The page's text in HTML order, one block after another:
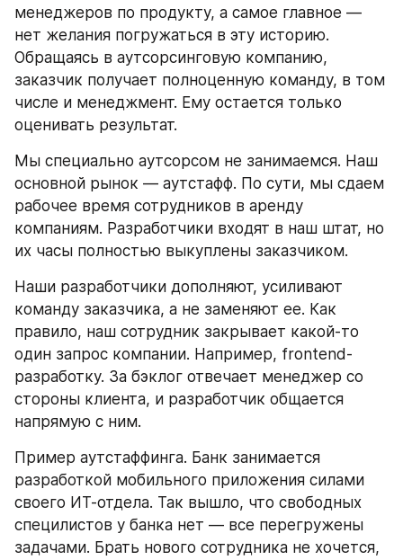
менеджеров по продукту, а самое главное —
нет желания погружаться в эту историю.
Обращаясь в аутсорсинговую компанию,
заказчик получает полноценную команду, в том
числе и менеджмент. Ему остается только
оценивать результат.
Мы специально аутсорсом не занимаемся. Наш
основной рынок — аутстафф. По сути, мы сдаем
рабочее время сотрудников в аренду
компаниям. Разработчики входят в наш штат, но
их часы полностью выкуплены заказчиком.
Наши разработчики дополняют, усиливают
команду заказчика, а не заменяют ее. Как
правило, наш сотрудник закрывает какой-то
один запрос компании. Например, frontend-
разработку. За бэклог отвечает менеджер со
стороны клиента, и разработчик общается
напрямую с ним.
Пример аутстаффинга. Банк занимается
разработкой мобильного приложения силами
своего ИТ-отдела. Так вышло, что свободных
специлистов у банка нет — все перегружены
задачами. Брать нового сотрудника не хочется,